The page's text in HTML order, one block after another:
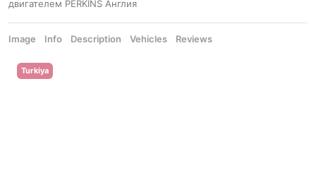
двигателем PERKINS Англия
Image Info Description Vehicles Reviews
Turkiya